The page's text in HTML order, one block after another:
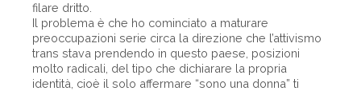
filare dritto.
Il problema è che ho cominciato a maturare
preoccupazioni serie circa la direzione che l’attivismo
trans stava prendendo in questo paese, posizioni
molto radicali, del tipo che dichiarare la propria
identità, cioè il solo affermare “sono una donna” ti